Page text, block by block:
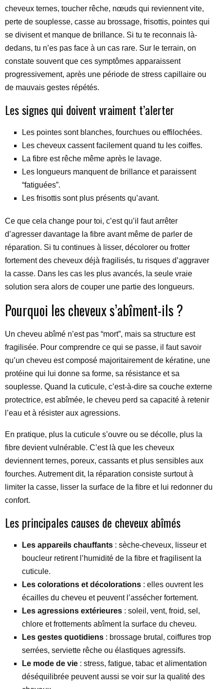
cheveux ternes, toucher rêche, nœuds qui reviennent vite,
perte de souplesse, casse au brossage, frisottis, pointes qui
se divisent et manque de brillance. Si tu te reconnais là-
dedans, tu n’es pas face à un cas rare. Sur le terrain, on
constate souvent que ces symptômes apparaissent
progressivement, après une période de stress capillaire ou
de mauvais gestes répétés.
Les signes qui doivent vraiment t’alerter
Les pointes sont blanches, fourchues ou effilochées.
Les cheveux cassent facilement quand tu les coiffes.
La fibre est rêche même après le lavage.
Les longueurs manquent de brillance et paraissent
“fatiguées”.
Les frisottis sont plus présents qu’avant.
Ce que cela change pour toi, c’est qu’il faut arrêter
d’agresser davantage la fibre avant même de parler de
réparation. Si tu continues à lisser, décolorer ou frotter
fortement des cheveux déjà fragilisés, tu risques d’aggraver
la casse. Dans les cas les plus avancés, la seule vraie
solution sera alors de couper une partie des longueurs.
Pourquoi les cheveux s’abîment-ils ?
Un cheveu abîmé n’est pas “mort”, mais sa structure est
fragilisée. Pour comprendre ce qui se passe, il faut savoir
qu’un cheveu est composé majoritairement de kératine, une
protéine qui lui donne sa forme, sa résistance et sa
souplesse. Quand la cuticule, c’est-à-dire sa couche externe
protectrice, est abîmée, le cheveu perd sa capacité à retenir
l’eau et à résister aux agressions.
En pratique, plus la cuticule s’ouvre ou se décolle, plus la
fibre devient vulnérable. C’est là que les cheveux
deviennent ternes, poreux, cassants et plus sensibles aux
fourches. Autrement dit, la réparation consiste surtout à
limiter la casse, lisser la surface de la fibre et lui redonner du
confort.
Les principales causes de cheveux abîmés
Les appareils chauffants : sèche-cheveux, lisseur et
boucleur retirent l’humidité de la fibre et fragilisent la
cuticule.
Les colorations et décolorations : elles ouvrent les
écailles du cheveu et peuvent l’assécher fortement.
Les agressions extérieures : soleil, vent, froid, sel,
chlore et frottements abîment la surface du cheveu.
Les gestes quotidiens : brossage brutal, coiffures trop
serrées, serviette rêche ou élastiques agressifs.
Le mode de vie : stress, fatigue, tabac et alimentation
déséquilibrée peuvent aussi se voir sur la qualité des